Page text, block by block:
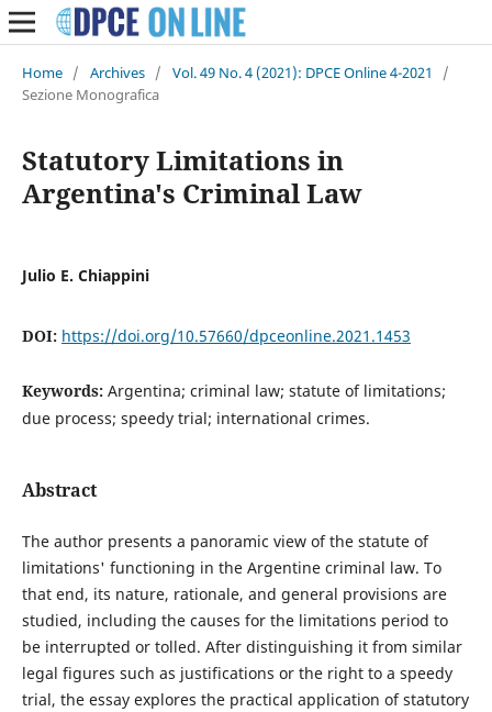
Home / Archives / Vol. 49 No. 4 (2021): DPCE Online 4-2021
/
Sezione Monografica
Statutory Limitations in
Argentina's Criminal Law
Julio E. Chiappini
DOI: https://doi.org/10.57660/dpceonline.2021.1453
Keywords: Argentina; criminal law; statute of limitations;
due process; speedy trial; international crimes.
Abstract
The author presents a panoramic view of the statute of
limitations' functioning in the Argentine criminal law. To
that end, its nature, rationale, and general provisions are
studied, including the causes for the limitations period to
be interrupted or tolled. After distinguishing it from similar
legal figures such as justifications or the right to a speedy
trial, the essay explores the practical application of statutory